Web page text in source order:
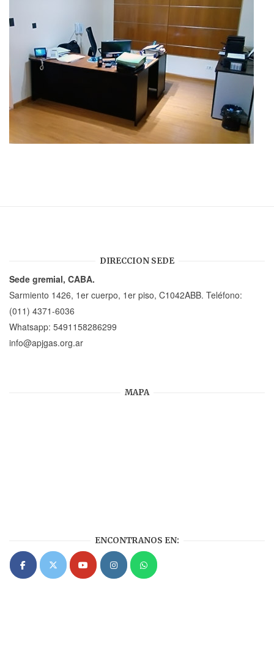
DIRECCION SEDE
Sede gremial, CABA.
Sarmiento 1426, 1er cuerpo, 1er piso, C1042ABB. Teléfono:
(011) 4371-6036
Whatsapp: 5491158286299
info@apjgas.org.ar
MAPA
ENCONTRANOS EN: